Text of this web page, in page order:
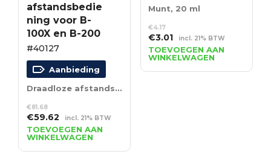
afstandsbedie
ning voor B-
100X en B-200
#40127
Aanbieding
Draadloze afstandsbediening voor B-100X en B-200
€81.68
Oorspronkelijke
prijs
was:
€81.68.
€59.62Huidige
prijs
is:
€59.62.
incl. 21% BTW
TOEVOEGEN AAN
WINKELWAGEN
Munt, 20 ml
€4.17
Oorspronkelijke
prijs
was:
€4.17.
€3.01Huidige
prijs
is:
€3.01.
incl. 21% BTW
TOEVOEGEN AAN
WINKELWAGEN